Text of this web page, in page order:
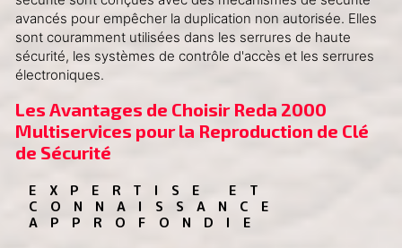
avancés pour empêcher la duplication non autorisée. Elles
sont couramment utilisées dans les serrures de haute
sécurité, les systèmes de contrôle d'accès et les serrures
électroniques.
Les Avantages de Choisir Reda 2000
Multiservices pour la Reproduction de Clé
de Sécurité
EXPERTISE ET
CONNAISSANCE
APPROFONDIE